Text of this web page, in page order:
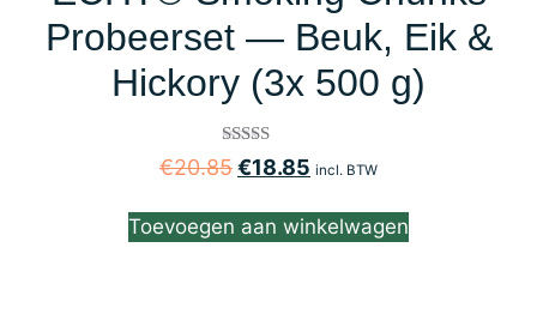
Probeerset — Beuk, Eik &
Hickory (3x 500 g)
Gewaardeerd
3.00
€20.85€18.85 incl. BTW
Toevoegen aan winkelwagen